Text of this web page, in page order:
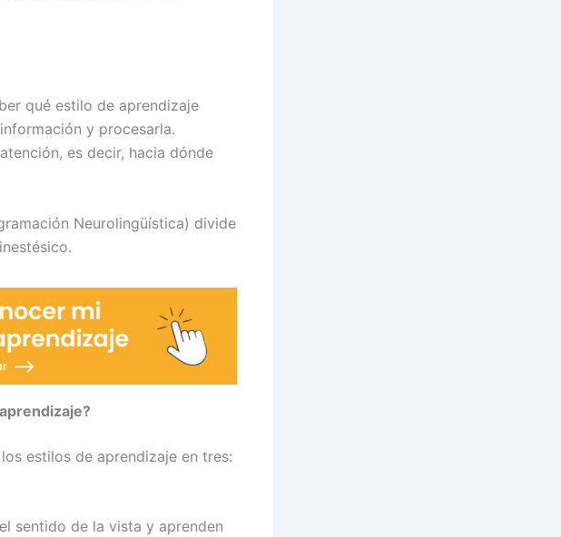
qué estilo de aprendizaje
y procesarla.
es decir, hacia dónde
Neurolingüística) divide
estilos de aprendizaje en tres:
sentido de la vista y aprenden